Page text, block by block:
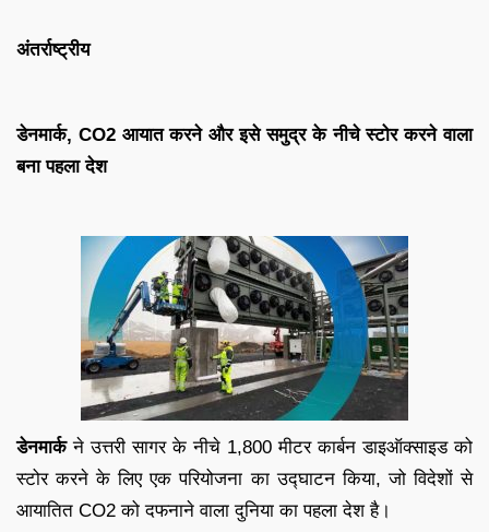
अंतर्राष्ट्रीय
डेनमार्क, CO2 आयात करने और इसे समुद्र के नीचे स्टोर करने वाला
बना पहला देश
डेनमार्कने उत्तरी सागर के नीचे 1,800 मीटर कार्बन डाइऑक्साइड को
स्टोर करने के लिए एक परियोजना का उद्घाटन किया, जो विदेशों से
आयातित CO2 को दफनाने वाला दुनिया का पहला देश है।